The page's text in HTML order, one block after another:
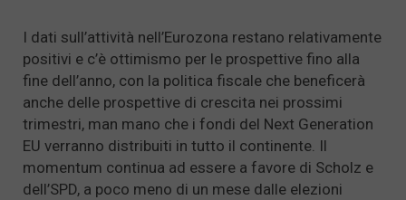
I dati sull’attività nell’Eurozona restano relativamente
positivi e c’è ottimismo per le prospettive fino alla
fine dell’anno, con la politica fiscale che beneficerà
anche delle prospettive di crescita nei prossimi
trimestri, man mano che i fondi del Next Generation
EU verranno distribuiti in tutto il continente. Il
momentum continua ad essere a favore di Scholz e
dell’SPD, a poco meno di un mese dalle elezioni